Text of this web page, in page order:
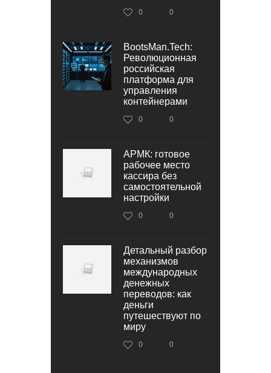
0 0
BootsMan.Tech:
Революционная
российская
платформа для
управления
контейнерами
0 0
АРМК: готовое
рабочее место
кассира без
самостоятельной
настройки
0 0
Детальный разбор
механизмов
международных
денежных
переводов: как
деньги
путешествуют по
миру
0 0